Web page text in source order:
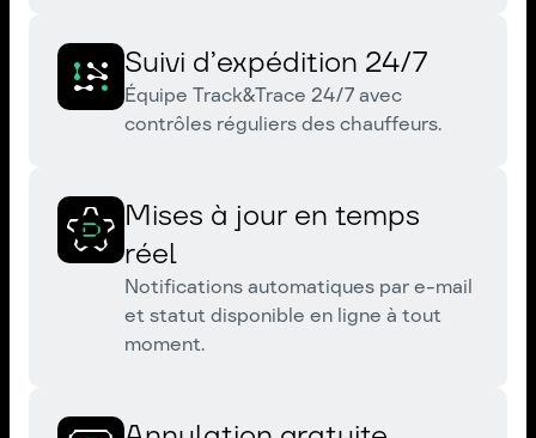
Suivi d’expédition 24/7
Équipe Track&Trace 24/7 avec
contrôles réguliers des chauffeurs.
Mises à jour en temps
réel
Notifications automatiques par e-mail
et statut disponible en ligne à tout
moment.